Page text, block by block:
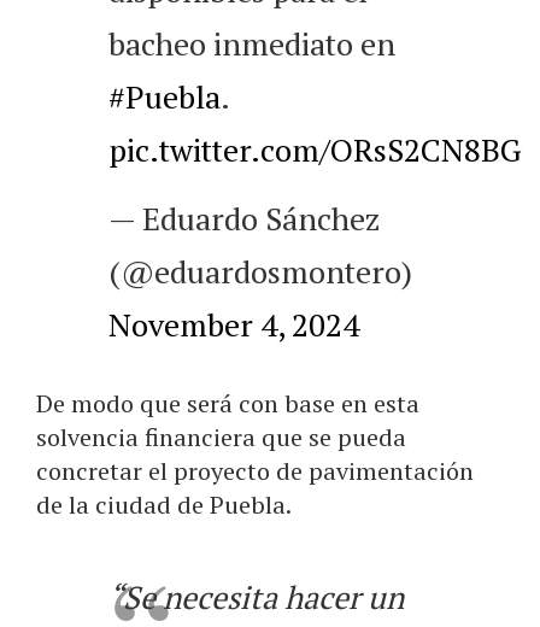
bacheo inmediato en
#Puebla.
pic.twitter.com/ORsS2CN8BG
— Eduardo Sánchez
(@eduardosmontero)
November 4, 2024
De modo que será con base en esta
solvencia financiera que se pueda
concretar el proyecto de pavimentación
de la ciudad de Puebla.
“Se necesita hacer un